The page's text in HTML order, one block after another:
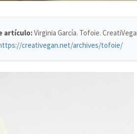
artículo:Virginia García. Tofoie.
creativegan.net/archives/tofoie/